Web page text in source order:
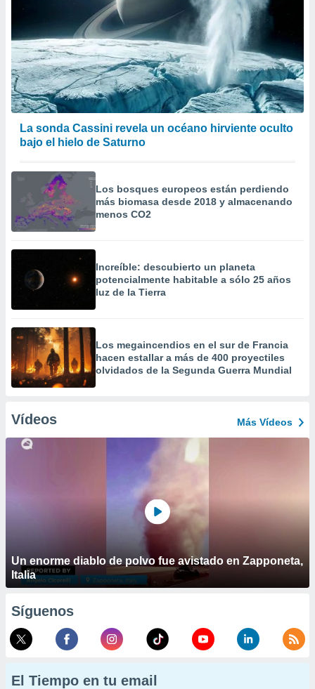
La sonda Cassini revela un océano hirviente oculto
bajo el hielo de Saturno
Los bosques europeos están perdiendo
más biomasa desde 2018 y almacenando
menos CO2
Increíble: descubierto un planeta
potencialmente habitable a sólo 25 años
luz de la Tierra
Los megaincendios en el sur de Francia
hacen estallar a más de 400 proyectiles
olvidados de la Segunda Guerra Mundial
Vídeos Más Vídeos
Un enorme diablo de polvo fue avistado en Zapponeta,
Italia
Síguenos
El Tiempo en tu email